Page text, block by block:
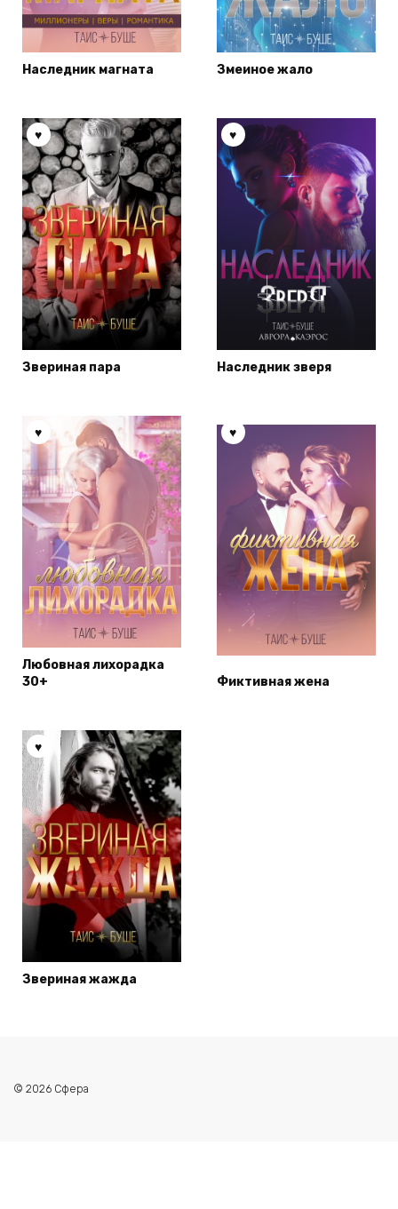
Наследник магната Змеиное жало
Звериная пара Наследник зверя
Любовная лихорадка
30+
Фиктивная жена
Звериная жажда
© 2026 Сфера